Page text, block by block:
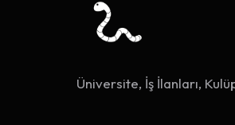
Üniversite, İş İlanları,